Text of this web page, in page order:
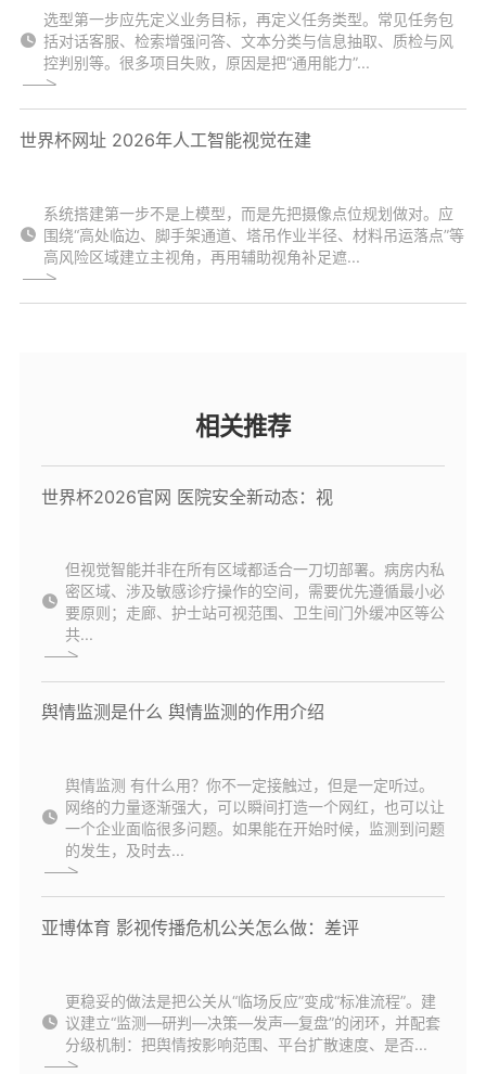
选型第一步应先定义业务目标，再定义任务类型。常见任务包
括对话客服、检索增强问答、文本分类与信息抽取、质检与风
控判别等。很多项目失败，原因是把“通用能力”...
世界杯网址 2026年人工智能视觉在建
系统搭建第一步不是上模型，而是先把摄像点位规划做对。应
围绕“高处临边、脚手架通道、塔吊作业半径、材料吊运落点”等
高风险区域建立主视角，再用辅助视角补足遮...
相关推荐
世界杯2026官网 医院安全新动态：视
但视觉智能并非在所有区域都适合一刀切部署。病房内私
密区域、涉及敏感诊疗操作的空间，需要优先遵循最小必
要原则；走廊、护士站可视范围、卫生间门外缓冲区等公
共...
舆情监测是什么 舆情监测的作用介绍
舆情监测 有什么用？你不一定接触过，但是一定听过。
网络的力量逐渐强大，可以瞬间打造一个网红，也可以让
一个企业面临很多问题。如果能在开始时候，监测到问题
的发生，及时去...
亚博体育 影视传播危机公关怎么做：差评
更稳妥的做法是把公关从“临场反应”变成“标准流程”。建
议建立“监测—研判—决策—发声—复盘”的闭环，并配套
分级机制：把舆情按影响范围、平台扩散速度、是否...